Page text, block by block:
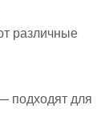
различные
подходят для